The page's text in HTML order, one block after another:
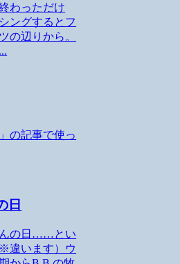
わっただけ
ングするとフ
の辺りから。
の記事で使っ
日
んの日……とい
違います）ウ